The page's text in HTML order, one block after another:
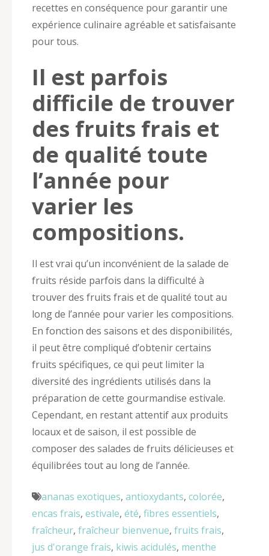
recettes en conséquence pour garantir une
expérience culinaire agréable et satisfaisante
pour tous.
Il est parfois
difficile de trouver
des fruits frais et
de qualité toute
l’année pour
varier les
compositions.
Il est vrai qu’un inconvénient de la salade de
fruits réside parfois dans la difficulté à
trouver des fruits frais et de qualité tout au
long de l’année pour varier les compositions.
En fonction des saisons et des disponibilités,
il peut être compliqué d’obtenir certains
fruits spécifiques, ce qui peut limiter la
diversité des ingrédients utilisés dans la
préparation de cette gourmandise estivale.
Cependant, en restant attentif aux produits
locaux et de saison, il est possible de
composer des salades de fruits délicieuses et
équilibrées tout au long de l’année.
ananas exotiques, antioxydants, colorée,
encas frais, estivale, été, fibres essentiels,
fraîcheur, fraîcheur bienvenue, fruits frais,
jus d'orange frais, kiwis acidulés, menthe